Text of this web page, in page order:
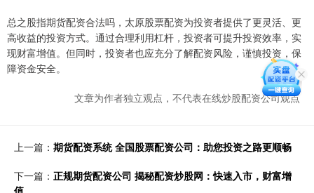
总之股指期货配资合法吗，太原股票配资为投资者提供了更灵活、更
高收益的投资方式。通过合理利用杠杆，投资者可提升投资效率，实
现财富增值。但同时，投资者也应充分了解配资风险，谨慎投资，保
障资金安全。
文章为作者独立观点，不代表在线炒股配资公司观点
上一篇： 期货配资系统 全国股票配资公司：助您投资之路更顺畅
下一篇： 正规期货配资公司 揭秘配资炒股网：快速入市，财富增
值